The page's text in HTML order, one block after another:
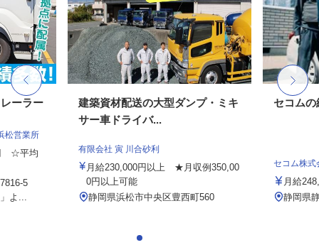
ーラー
松営業所
☆平均
5
よ...
建築資材配送の大型ダンプ・ミキ
サー車ドライバ...
有限会社 寅 川合砂利
月給230,000円以上 ★月収例350,00
0円以上可能
静岡県浜松市中央区豊西町560
セコムの
セコム株式
月給
静岡県